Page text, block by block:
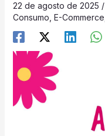
22 de agosto de 2025 /
Consumo E-Commerce